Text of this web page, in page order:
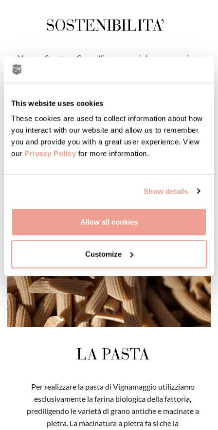
This website uses cookies
These cookies are used to collect information about how
you interact with our website and allow us to remember
you and provide you with a great user experience. View
our Privacy Policy for more information.
Show details
Allow all cookies
Customize
SOSTENIBILITA’
Verna e Senatore Cappelli sono grani che crescono in
altezza, producendo così molta paglia, utile per tenere
al caldo gli animali durante l’inverno e per la
costituiscono dell’ottimo mangime per il nostro
allevamento di Cinta Senese, indispensabile quando
non è stagione di ghiande e il pascolo offre meno
leccornie.
LA PASTA
Per realizzare la pasta di Vignamaggio utilizziamo
esclusivamente la farina biologica della fattoria,
prediligendo le varietà di grano antiche e macinate a
pietra. La macinatura a pietra fa sì che la